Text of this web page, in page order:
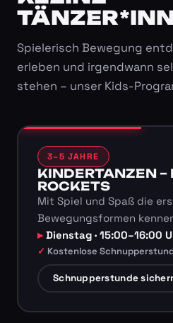
Spielerisch Bewegung
erleben und irgendwann
stehen – unser Kids-
3–5 JAHRE
KINDERTANZEN –
ROCKETS
Mit Spiel und Spaß die
Bewegungsformen
Dienstag · 15:00–16:00
Kostenlose
Schnupperstunde